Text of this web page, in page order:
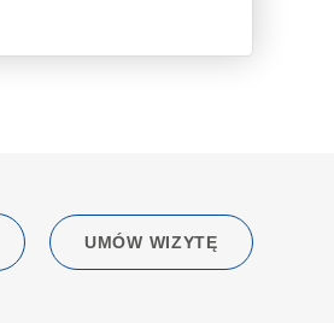
UMÓW WIZYTĘ